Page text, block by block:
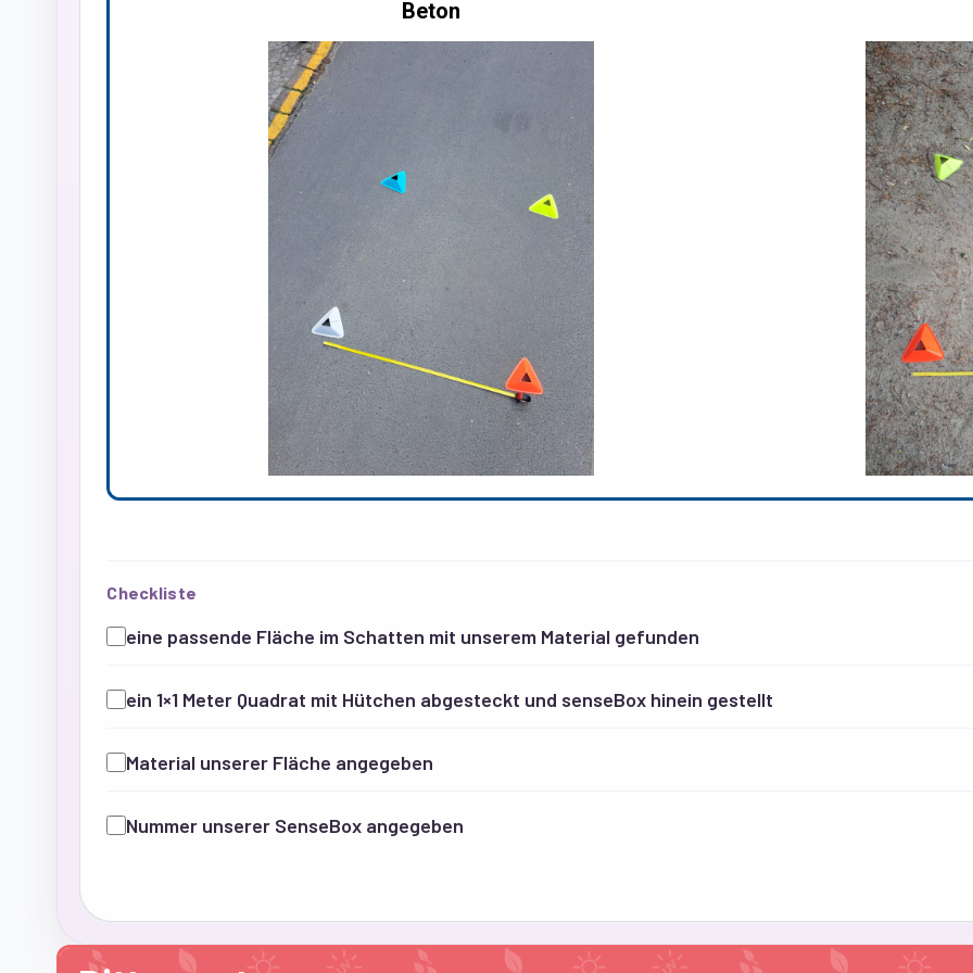
Beton
Checkliste
eine passende Fläche im Schatten mit unserem Material gefunden
ein 1×1 Meter Quadrat mit Hütchen abgesteckt und senseBox hinein gestellt
Material unserer Fläche angegeben
Nummer unserer SenseBox angegeben